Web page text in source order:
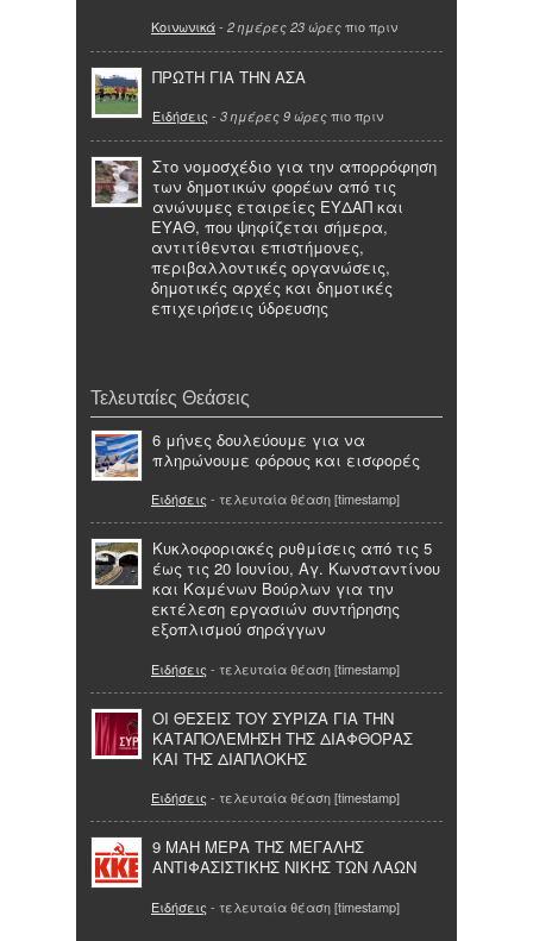
Κοινωνικά- 2 ημέρες 23 ώρες πιο πριν
ΠΡΩΤΗ ΓΙΑ ΤΗΝ ΑΣΑ
Ειδήσεις - 3 ημέρες 9 ώρες πιο πριν
Στο νομοσχέδιο για την απορρόφηση
των δημοτικών φορέων από τις
ανώνυμες εταιρείες ΕΥΔΑΠ και
ΕΥΑΘ, που ψηφίζεται σήμερα,
αντιτίθενται επιστήμονες,
περιβαλλοντικές οργανώσεις,
δημοτικές αρχές και δημοτικές
επιχειρήσεις ύδρευσης
Τελευταίες Θεάσεις
6 μήνες δουλεύουμε για να
πληρώνουμε φόρους και εισφορές
Ειδήσεις - τελευταία θέαση [timestamp]
Κυκλοφοριακές ρυθμίσεις από τις 5
έως τις 20 Ιουνίου, Αγ. Κωνσταντίνου
και Καμένων Βούρλων για την
εκτέλεση εργασιών συντήρησης
εξοπλισμού σηράγγων
Ειδήσεις - τελευταία θέαση [timestamp]
ΟΙ ΘΕΣΕΙΣ ΤΟΥ ΣΥΡΙΖΑ ΓΙΑ ΤΗΝ
ΚΑΤΑΠΟΛΕΜΗΣΗ ΤΗΣ ΔΙΑΦΘΟΡΑΣ
ΚΑΙ ΤΗΣ ΔΙΑΠΛΟΚΗΣ
Ειδήσεις - τελευταία θέαση [timestamp]
9 ΜΑΗ ΜΕΡΑ ΤΗΣ ΜΕΓΑΛΗΣ
ΑΝΤΙΦΑΣΙΣΤΙΚΗΣ ΝΙΚΗΣ ΤΩΝ ΛΑΩΝ
Ειδήσεις - τελευταία θέαση [timestamp]